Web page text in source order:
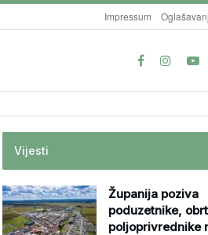
Impressum
Vijesti
Županija poziva
poduzetnike,
poljoprivrednike